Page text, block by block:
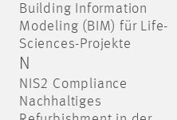
Building Information
Modeling (BIM) für Life-
Sciences-Projekte
N
NIS2 Compliance
Nachhaltiges